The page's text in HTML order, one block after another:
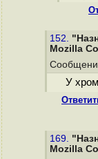
152.
Mozilla
У
169.
Mozilla